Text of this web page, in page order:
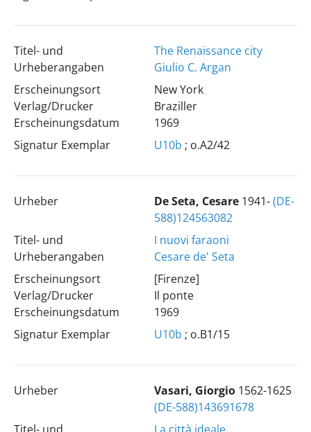
Titel- und
Urheberangaben
The Renaissance city
Giulio C. Argan
Erscheinungsort
Verlag/Drucker
Erscheinungsdatum
New York
Braziller
1969
Signatur Exemplar
U10b ; o.A2/42
Urheber De Seta, Cesare1941-(DE-
588)124563082
Titel- und
Urheberangaben
I nuovi faraoni
Cesare de' Seta
Erscheinungsort
Verlag/Drucker
Erscheinungsdatum
[Firenze]
Il ponte
1969
Signatur Exemplar
U10b ; o.B1/15
Urheber Vasari, Giorgio1562-1625
(DE-588)143691678